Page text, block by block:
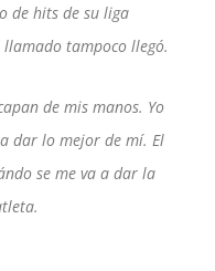
de hits de su liga
tampoco llegó.
de mis manos. Yo
dar lo mejor de mí. El
se me va a dar la